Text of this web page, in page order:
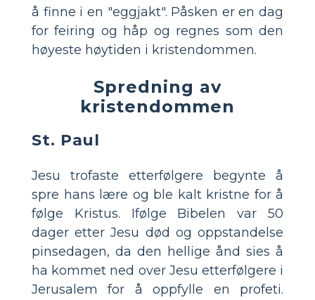
å finne i en "eggjakt". Påsken er en dag
for feiring og håp og regnes som den
høyeste høytiden i kristendommen.
Spredning av
kristendommen
St. Paul
Jesu trofaste etterfølgere begynte å
spre hans lære og ble kalt kristne for å
følge Kristus. Ifølge Bibelen var 50
dager etter Jesu død og oppstandelse
pinsedagen, da den hellige ånd sies å
ha kommet ned over Jesu etterfølgere i
Jerusalem for å oppfylle en profeti.